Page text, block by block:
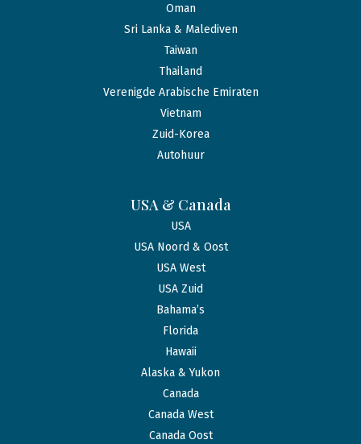
Oman
Sri Lanka & Malediven
Taiwan
Thailand
Verenigde Arabische Emiraten
Vietnam
Zuid-Korea
Autohuur
USA & Canada
USA
USA Noord & Oost
USA West
USA Zuid
Bahama’s
Florida
Hawaii
Alaska & Yukon
Canada
Canada West
Canada Oost